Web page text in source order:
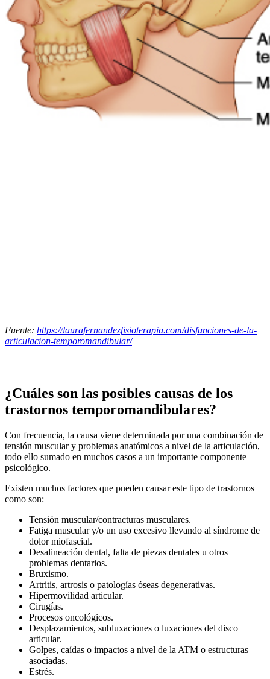
Fuente: https://laurafernandezfisioterapia.com/disfunciones-de-la-
articulacion-temporomandibular/
¿Cuáles son las posibles causas de los
trastornos temporomandibulares?
Con frecuencia, la causa viene determinada por una combinación de
tensión muscular y problemas anatómicos a nivel de la articulación,
todo ello sumado en muchos casos a un importante componente
psicológico.
Existen muchos factores que pueden causar este tipo de trastornos
como son:
Tensión muscular/contracturas musculares.
Fatiga muscular y/o un uso excesivo llevando al síndrome de
dolor miofascial.
Desalineación dental, falta de piezas dentales u otros
problemas dentarios.
Bruxismo.
Artritis, artrosis o patologías óseas degenerativas.
Hipermovilidad articular.
Cirugías.
Procesos oncológicos.
Desplazamientos, subluxaciones o luxaciones del disco
articular.
Golpes, caídas o impactos a nivel de la ATM o estructuras
asociadas.
Estrés.